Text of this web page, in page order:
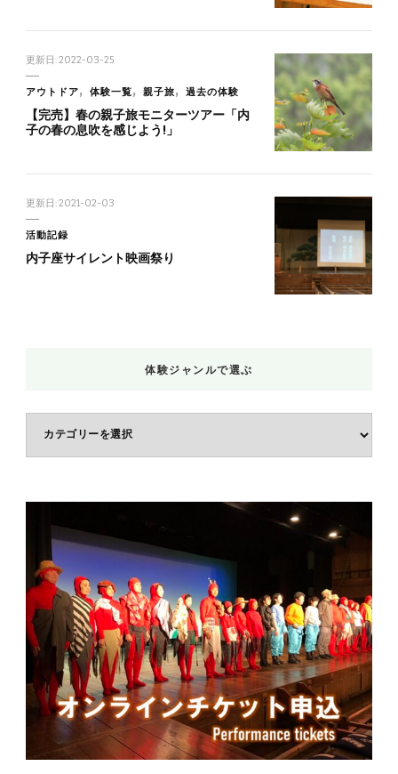
更新日:2022-03-25
アウトドア 体験一覧 親子旅 過去の体験
【完売】春の親子旅モニターツアー「内
子の春の息吹を感じよう!」
更新日:2021-02-03
活動記録
内子座サイレント映画祭り
体験ジャンルで選ぶ
ャ
で
選
ぶ